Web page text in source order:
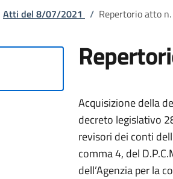
Atti del 8/07/2021 / Repertorio atto
Acquisizione della
decreto legislativo
revisori dei conti
comma 4, del
dell’Agenzia per la